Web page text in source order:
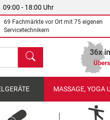
09:00 - 18:00 Uhr
69 Fachmärkte vor Ort mit 75 eigenen
Servicetechnikern
Suchen 36x
MASSAGE, YOGA